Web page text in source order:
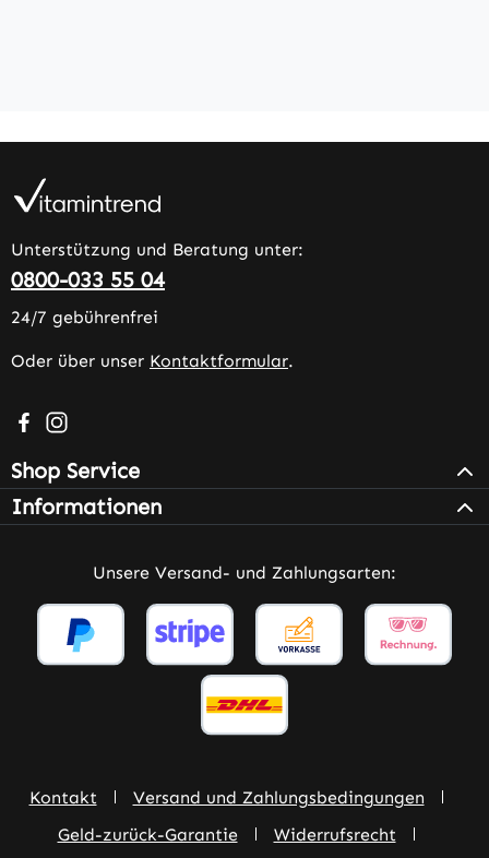
Unterstützung und Beratung unter:
0800-033 55 04
24/7 gebührenfrei
Oder über unser Kontaktformular.
Besuche uns auf Facebook – öffnet in neuem Tab
Schau auf Instagram vorbei – öffnet in neuem Tab
Shop Service
Informationen
Unsere Versand- und Zahlungsarten:
Kontakt
Versand und Zahlungsbedingungen
Geld-zurück-Garantie
Widerrufsrecht